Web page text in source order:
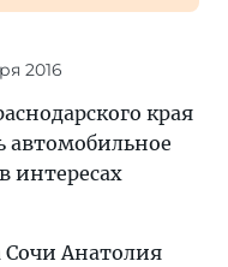
2016
края
автомобильное
интересах
Сочи Анатолия